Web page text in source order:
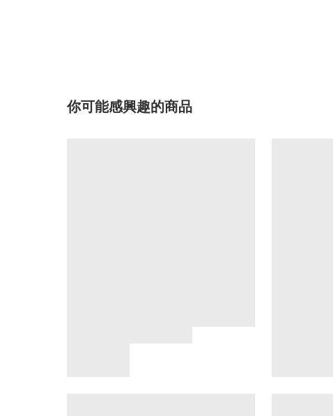
你可能感興趣的商品